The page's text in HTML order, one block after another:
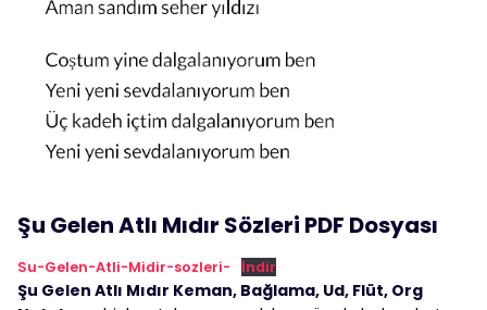
Şu Gelen Atlı Mıdır Sözleri PDF Dosyası
Su-Gelen-Atli-Midir-sozleri- İndir
Şu Gelen Atlı Mıdır Keman, Bağlama, Ud, Flüt, Org